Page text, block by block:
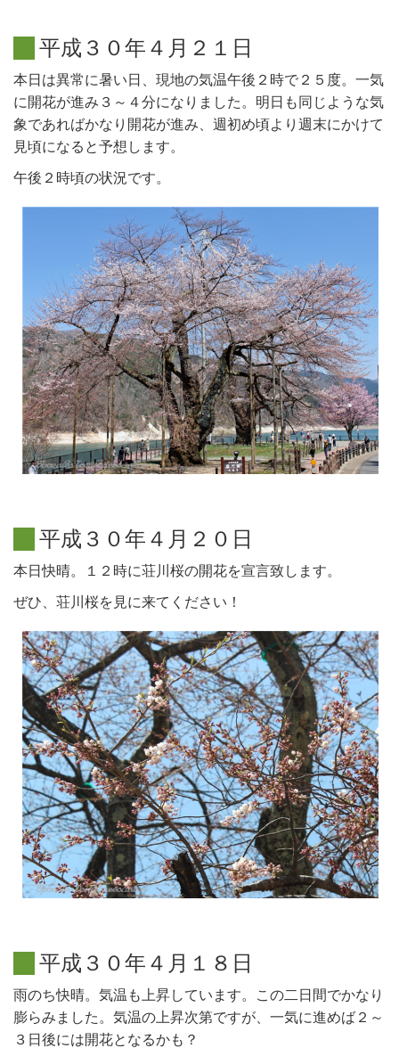
平成 ３ ０年 ４ 月 ２ １ 日
本日は異常に暑い日、現地の気温午後２時で２５度。一気
に開花が進み３～４分になりました。明日も同じような気
象であればかなり開花が進み、週初め頃より週末にかけて
見頃になると予想します。
午後２時頃の状況です。
平成 ３ ０年 ４ 月 ２ ０ 日
本日快晴。１２時に荘川桜の開花を宣言致します。
ぜひ、荘川桜を見に来てください！
平成 ３ ０年 ４ 月 １ ８ 日
雨のち快晴。気温も上昇しています。この二日間でかなり
膨らみました。気温の上昇次第ですが、一気に進めば２～
３日後には開花となるかも？